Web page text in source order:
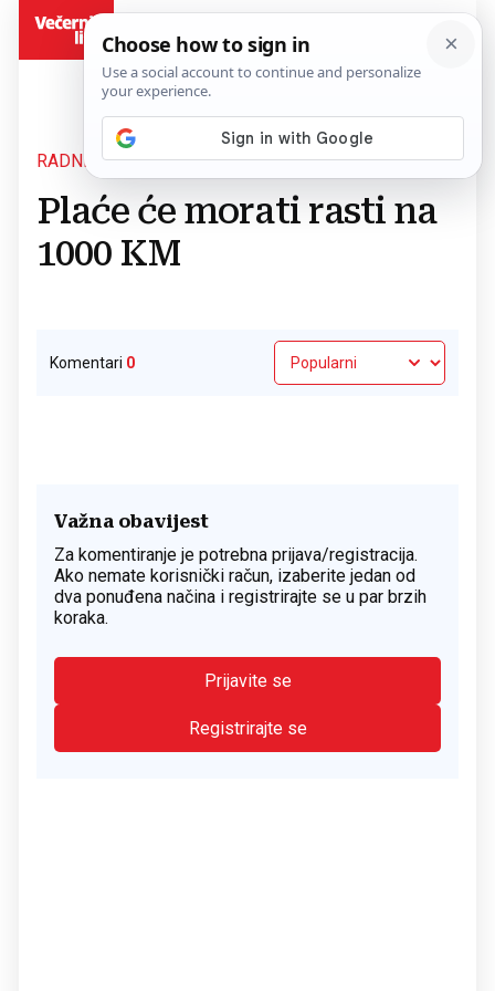
RADNICI DIKTIRAJU Povratak na članak
Plaće će morati rasti na
1000 KM
Komentari 0
Važna obavijest
Za komentiranje je potrebna prijava/registracija.
Ako nemate korisnički račun, izaberite jedan od
dva ponuđena načina i registrirajte se u par brzih
koraka.
Prijavite se
Registrirajte se